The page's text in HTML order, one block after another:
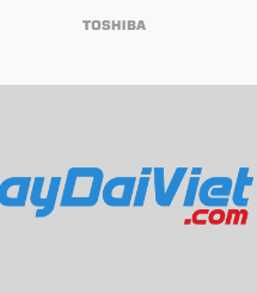
và hiệu quả kháng khuẩn
nghệ độc quyền chống đun
bầu nóng
Màng RO Vortex giảm 75% nước